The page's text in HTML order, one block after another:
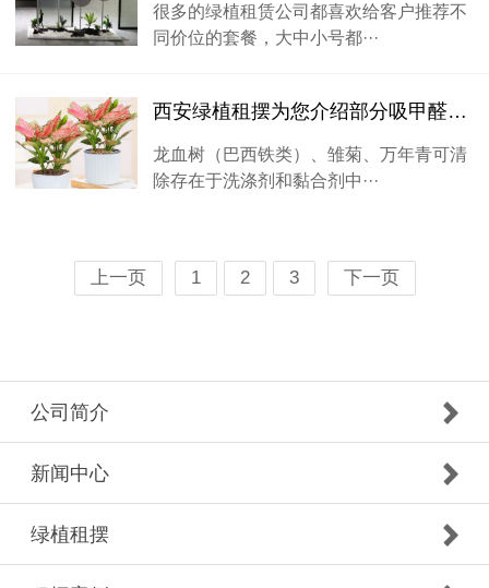
很多的绿植租赁公司都喜欢给客户推荐不
同价位的套餐，大中小号都···
西安绿植租摆为您介绍部分吸甲醛植物的健康功能
龙血树（巴西铁类）、雏菊、万年青可清
除存在于洗涤剂和黏合剂中···
上一页 1 2 3 下一页
公司简介
新闻中心
绿植租摆